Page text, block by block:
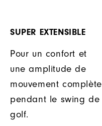
SUPER EXTENSIBLE
Pour un confort et
une amplitude de
mouvement complète
pendant le swing de
golf.